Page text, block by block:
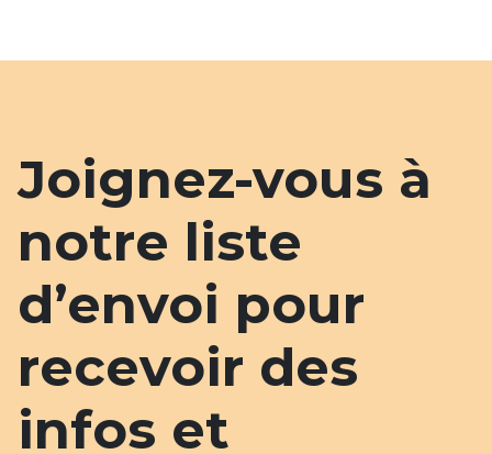
Joignez-vous à
notre liste
d’envoi pour
recevoir des
infos et